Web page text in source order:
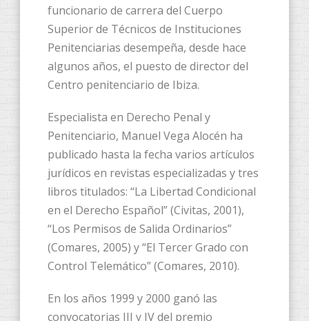
funcionario de carrera del Cuerpo
Superior de Técnicos de Instituciones
Penitenciarias desempeña, desde hace
algunos años, el puesto de director del
Centro penitenciario de Ibiza.
Especialista en Derecho Penal y
Penitenciario, Manuel Vega Alocén ha
publicado hasta la fecha varios artículos
jurídicos en revistas especializadas y tres
libros titulados: “La Libertad Condicional
en el Derecho Español” (Civitas, 2001),
“Los Permisos de Salida Ordinarios”
(Comares, 2005) y “El Tercer Grado con
Control Telemático” (Comares, 2010).
En los años 1999 y 2000 ganó las
convocatorias III y IV del premio